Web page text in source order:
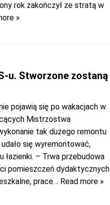
rok zakończył ze stratą w
»
u. Stworzone zostaną
pojawią się po wakacjach w
Mistrzostwa
tak dużego remontu
się wyremontować,
– Trwa przebudowa
pomieszczeń dydaktycznych
prace… Read more »